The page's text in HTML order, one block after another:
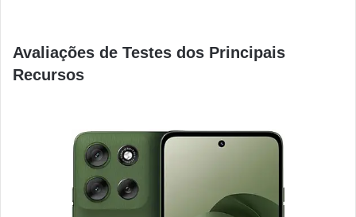
Avaliações de Testes dos Principais
Recursos